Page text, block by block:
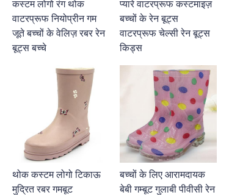
कस्टम लोगो रंग थोक
वाटरप्रूफ नियोप्रीन गम
जूते बच्चों के वेलिज़ रबर रेन
बूट्स बच्चे
प्यारे वाटरप्रूफ कस्टमाइज़
बच्चों के रेन बूट्स
वाटरप्रूफ चेल्सी रेन बूट्स
किड्स
थोक कस्टम लोगो टिकाऊ
मुद्रित रबर गमबूट
बच्चों के लिए आरामदायक
बेबी गम्बूट गुलाबी पीवीसी रेन